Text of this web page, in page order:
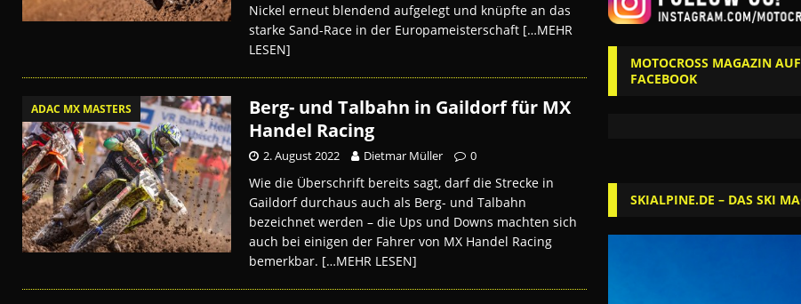
Nickel erneut blendend aufgelegt und knüpfte an das
starke Sand-Race in der Europameisterschaft […MEHR
LESEN]
ADAC MX MASTERS
Berg- und Talbahn in Gaildorf für MX
Handel Racing
2. August 2022 Dietmar Müller 0
Wie die Überschrift bereits sagt, darf die Strecke in
Gaildorf durchaus auch als Berg- und Talbahn
bezeichnet werden – die Ups und Downs machten sich
auch bei einigen der Fahrer von MX Handel Racing
bemerkbar. […MEHR LESEN]
MOTOCROSS MAGAZIN AUF
FACEBOOK
SKIALPINE.DE – DAS SKI